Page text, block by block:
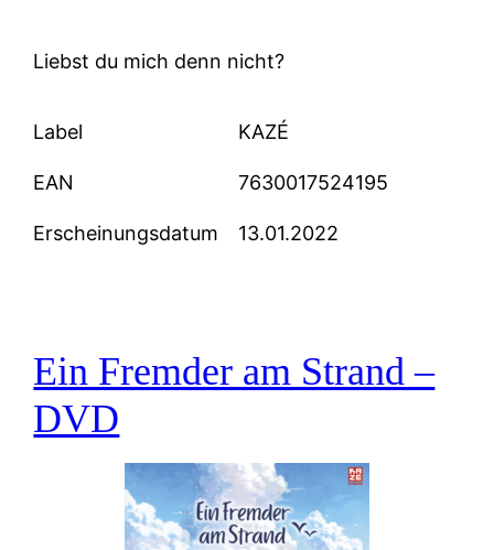
Liebst du mich denn nicht?
Label KAZÉ
EAN 7630017524195
Erscheinungsdatum 13.01.2022
Ein Fremder am Strand –
DVD